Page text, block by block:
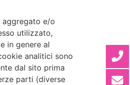
aggregato e/o
utilizzato,
in genere al
analitici sono
dal sito prima
parti (diverse